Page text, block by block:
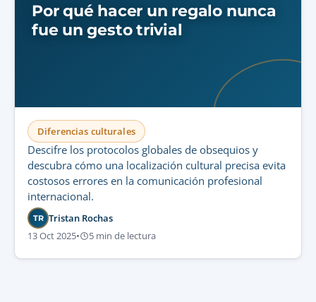
Por qué hacer un regalo nunca
fue un gesto trivial
Diferencias culturales
Descifre los protocolos globales de obsequios y
descubra cómo una localización cultural precisa evita
costosos errores en la comunicación profesional
internacional.
TR Tristan Rochas
13 Oct 2025• 5 min de lectura